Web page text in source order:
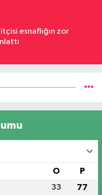
esnaflığın zor
O P
33 77